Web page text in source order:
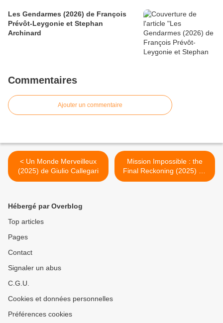
Les Gendarmes (2026) de François
Prévôt-Leygonie et Stephan
Archinard
Commentaires
Ajouter un commentaire
< Un Monde Merveilleux
(2025) de Giulio Callegari
Mission Impossible : the
Final Reckoning (2025) de
Christopher McQuarrie >
Hébergé par Overblog
Top articles
Pages
Contact
Signaler un abus
C.G.U.
Cookies et données personnelles
Préférences cookies